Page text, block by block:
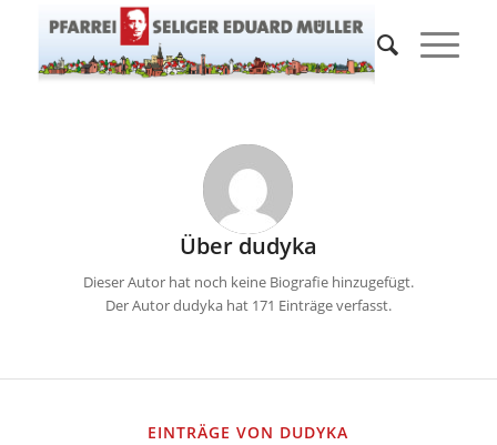
Über dudyka
Dieser Autor hat noch keine Biografie hinzugefügt.
Der Autordudykahat 171 Einträge verfasst.
EINTRÄGE VON DUDYKA